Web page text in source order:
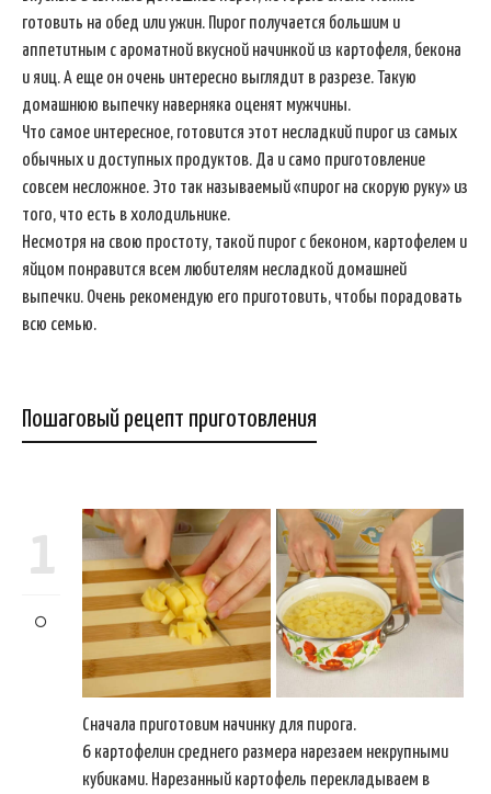
готовить на обед или ужин. Пирог получается большим и
аппетитным с ароматной вкусной начинкой из картофеля, бекона
и яиц. А еще он очень интересно выглядит в разрезе. Такую
домашнюю выпечку наверняка оценят мужчины.
Что самое интересное, готовится этот несладкий пирог из самых
обычных и доступных продуктов. Да и само приготовление
совсем несложное. Это так называемый «пирог на скорую руку» из
того, что есть в холодильнике.
Несмотря на свою простоту, такой пирог с беконом, картофелем и
яйцом понравится всем любителям несладкой домашней
выпечки. Очень рекомендую его приготовить, чтобы порадовать
всю семью.
Пошаговый рецепт приготовления
1
Сначала приготовим начинку для пирога.
6 картофелин среднего размера нарезаем некрупными
кубиками. Нарезанный картофель перекладываем в